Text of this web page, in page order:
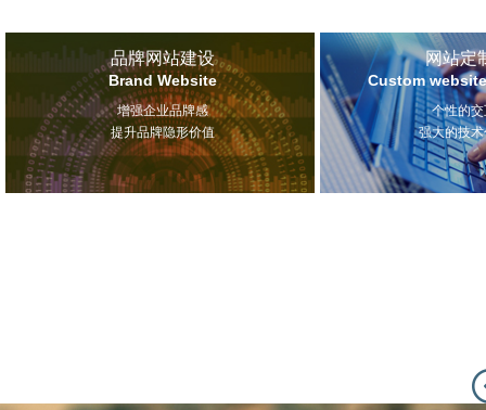
品牌网站建设
Brand Website
增强企业品牌感
提升品牌隐形价值
网站定
Custom
个性的
强大的技